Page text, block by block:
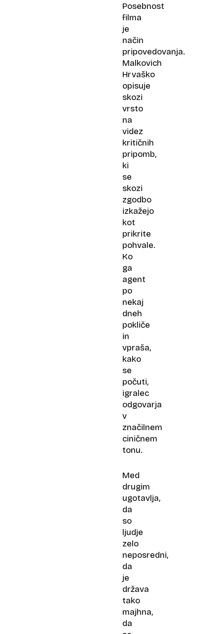
Posebnost
filma
je
način
pripovedovanja.
Malkovich
Hrvaško
opisuje
skozi
vrsto
na
videz
kritičnih
pripomb,
ki
se
skozi
zgodbo
izkažejo
kot
prikrite
pohvale.
Ko
ga
agent
po
nekaj
dneh
pokliče
in
vpraša,
kako
se
počuti,
igralec
odgovarja
v
značilnem
ciničnem
tonu.
Med
drugim
ugotavlja,
da
so
ljudje
zelo
neposredni,
da
je
država
tako
majhna,
da